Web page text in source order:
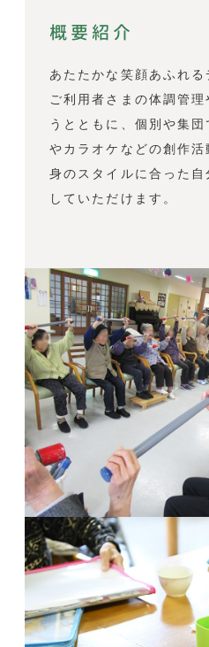
概要紹介
あたたかな笑顔あふれる
ご利用者さまの体調管
うとともに、個別や集
やカラオケなどの創作活
身のスタイルに合った
していただけます。